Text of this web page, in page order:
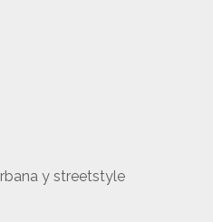
y streetstyle